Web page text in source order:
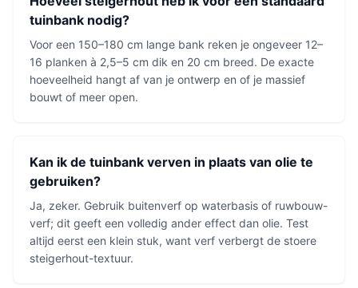
tuinbank nodig?
Voor een 150–180 cm lange bank reken je ongeveer 12–
16 planken à 2,5–5 cm dik en 20 cm breed. De exacte
hoeveelheid hangt af van je ontwerp en of je massief
bouwt of meer open.
Kan ik de tuinbank verven in plaats van olie te
gebruiken?
Ja, zeker. Gebruik buitenverf op waterbasis of ruwbouw-
verf; dit geeft een volledig ander effect dan olie. Test
altijd eerst een klein stuk, want verf verbergt de stoere
steigerhout-textuur.